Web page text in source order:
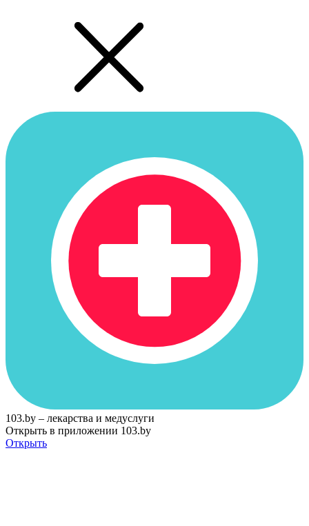
103.by – лекарства и медуслуги
Открыть в приложении 103.by
Открыть